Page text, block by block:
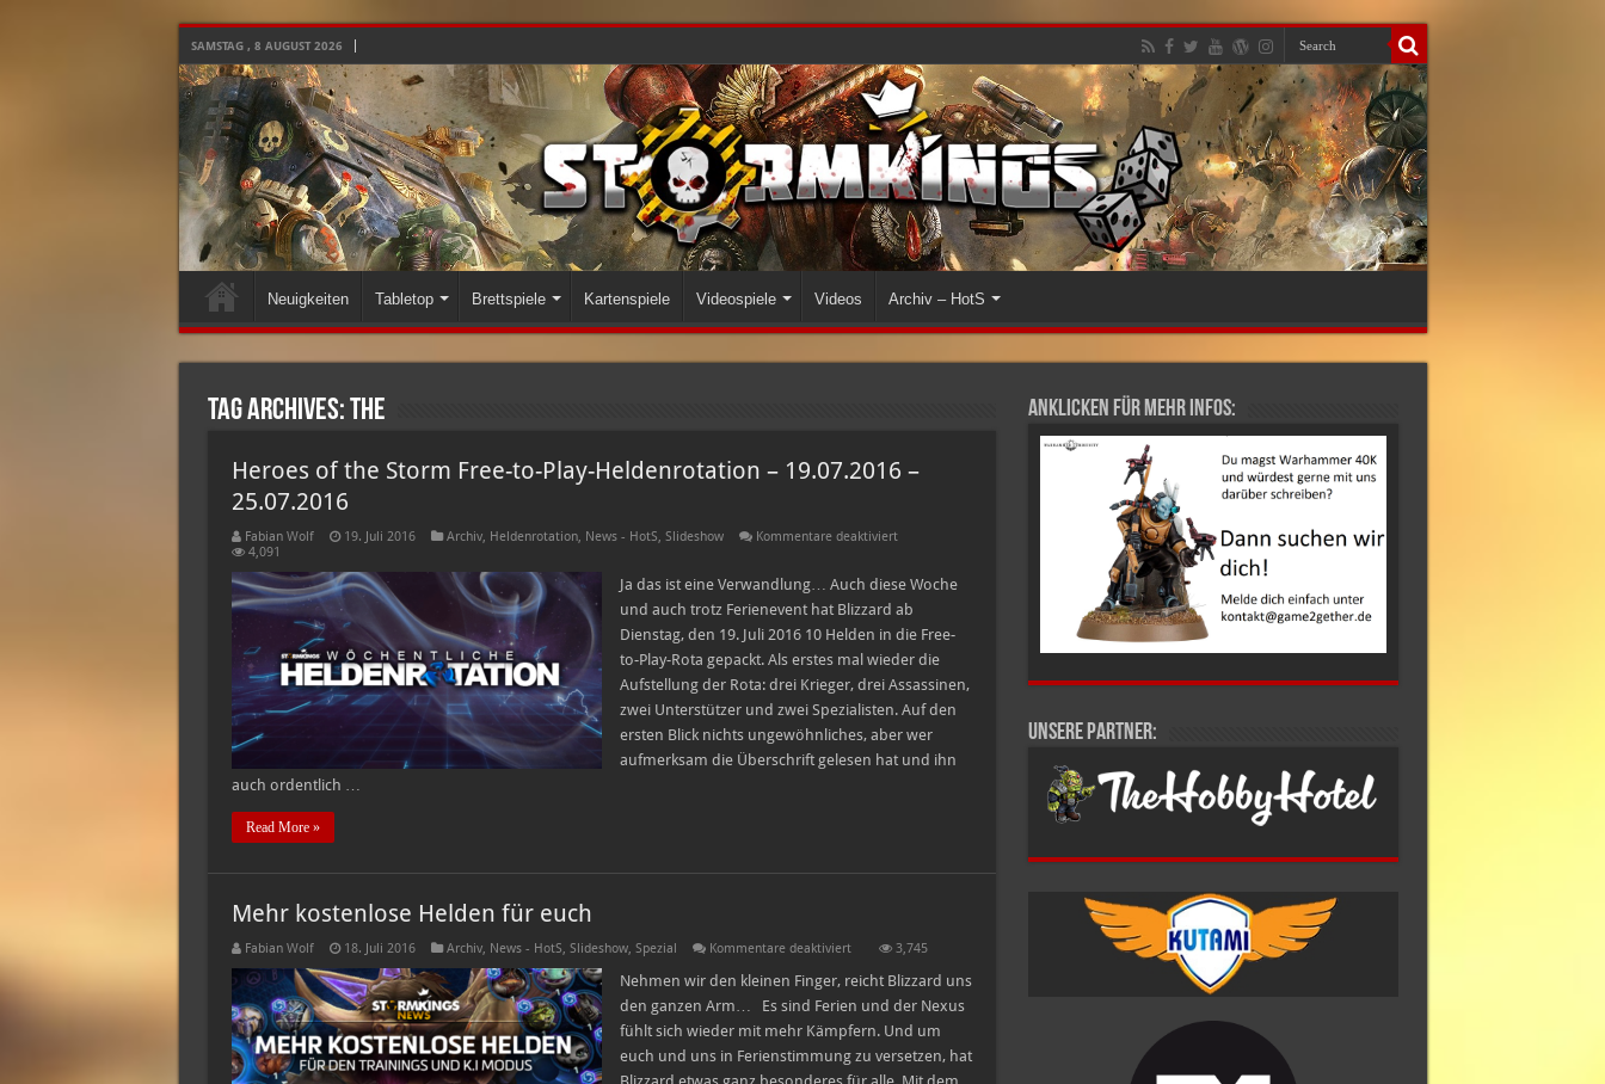
SAMSTAG , 8 AUGUST 2026
Neuigkeiten Tabletop Brettspiele Kartenspiele Videospiele Videos Archiv – HotS
Tag Archives:the
Heroes of the Storm Free-to-Play-Heldenrotation – 19.07.2016 –
25.07.2016
Fabian Wolf 19. Juli 2016 Archiv, Heldenrotation, News - HotS, Slideshow Kommentare deaktiviertfür
the
Free-
to-
Play-
Heldenrotation
19.07.2016
–
4,091
Ja das ist eine Verwandlung… Auch diese Woche
und auch trotz Ferienevent hat Blizzard ab
Dienstag, den 19. Juli 2016 10 Helden in die Free-
to-Play-Rota gepackt. Als erstes mal wieder die
Aufstellung der Rota: drei Krieger, drei Assassinen,
zwei Unterstützer und zwei Spezialisten. Auf den
ersten Blick nichts ungewöhnliches, aber wer
aufmerksam die Überschrift gelesen hat und ihn
auch ordentlich …
Read More »
Mehr kostenlose Helden für euch
Fabian Wolf 18. Juli 2016 Archiv, News - HotS, Slideshow, Spezial Kommentare deaktiviertfür
kostenlose
für
euch
3,745
Nehmen wir den kleinen Finger, reicht Blizzard uns
den ganzen Arm… Es sind Ferien und der Nexus
fühlt sich wieder mit mehr Kämpfern. Und um
euch und uns in Ferienstimmung zu versetzen, hat
Anklicken für mehr Infos:
Unsere Partner: